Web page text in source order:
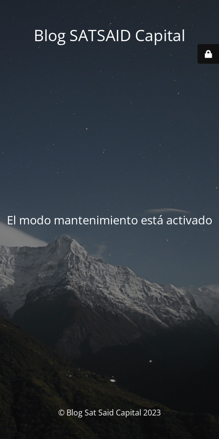
Blog SATSAID Capital
El modo mantenimiento está activado
© Blog Sat Said Capital 2023